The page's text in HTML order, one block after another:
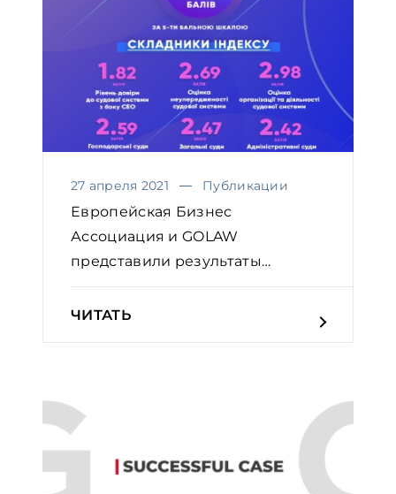
27 апреля 2021 Публикации
Европейская Бизнес
Ассоциация и GOLAW
представили результаты
Судебного индекса
ЧИТАТЬ